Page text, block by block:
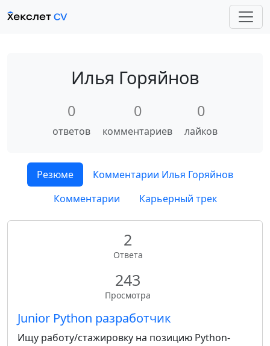
Илья Горяйнов
0
ответов
0
комментариев
0
лайков
Резюме
Комментарии Илья Горяйнов
Комментарии
Карьерный трек
2
Ответа
243
Просмотра
Junior Python разработчик
Ищу работу/стажировку на позицию Python-